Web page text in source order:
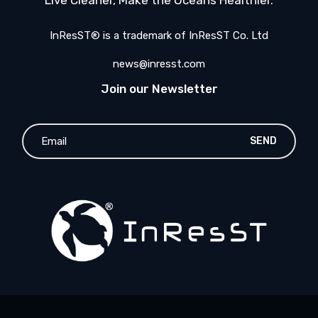
InResST® is a trademark of InResST Co. Ltd
news@inresst.com
Join our Newsletter
SEND